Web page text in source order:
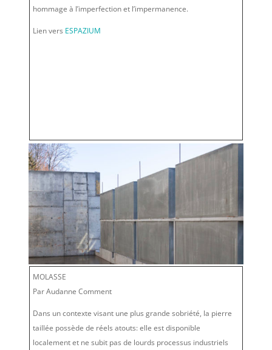
hommage à l’imperfection et l’impermanence.
Lien vers ESPAZIUM
MOLASSE
Par Audanne Comment
Dans un contexte visant une plus grande sobriété, la pierre
taillée possède de réels atouts: elle est disponible
localement et ne subit pas de lourds processus industriels